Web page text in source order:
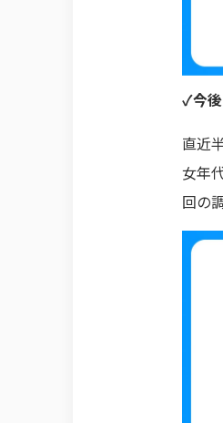
✓今
直近
女年
回の